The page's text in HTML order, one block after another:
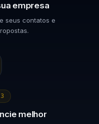
empresa
seus contatos e
melhor